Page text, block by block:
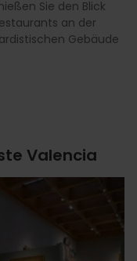
Sie den Blick
an der
Gebäude
Valencia